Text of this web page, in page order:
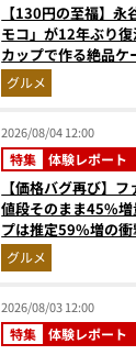
【130円の至福】
モコ」が12年ぶり
カップで作る絶品ケ
高にウマかった
グルメ
2026/08/04 12:00
特集 体験レポート
【価格バグ再び】
値段そのまま45%
プは推定59%増の
グルメ
2026/08/03 12:00
特集 体験レポート